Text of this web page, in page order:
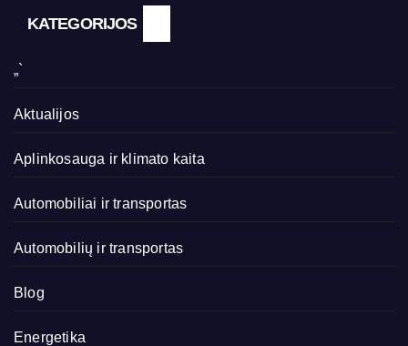
KATEGORIJOS
„`
Aktualijos
Aplinkosauga ir klimato kaita
Automobiliai ir transportas
Automobilių ir transportas
Blog
Energetika